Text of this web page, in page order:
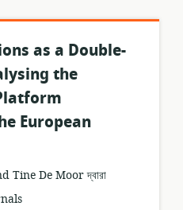
as a Double-
the
European
Tine De Moor দ্বারা